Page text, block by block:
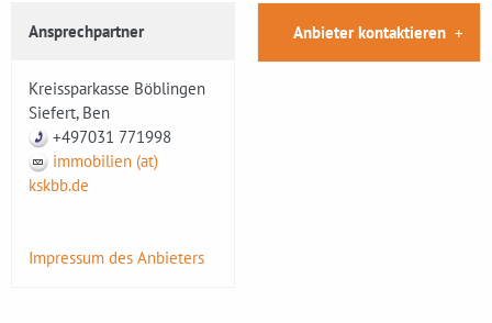
Ansprechpartner
Kreissparkasse Böblingen
Siefert, Ben
+497031 771998
immobilien (at)
kskbb.de
Impressum des Anbieters
Anbieter kontaktieren